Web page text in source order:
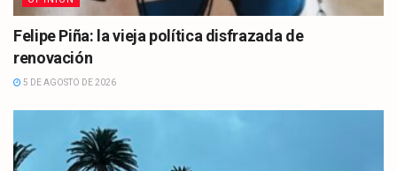
Felipe Piña: la vieja política disfrazada de
renovación
5 DE AGOSTO DE 2026